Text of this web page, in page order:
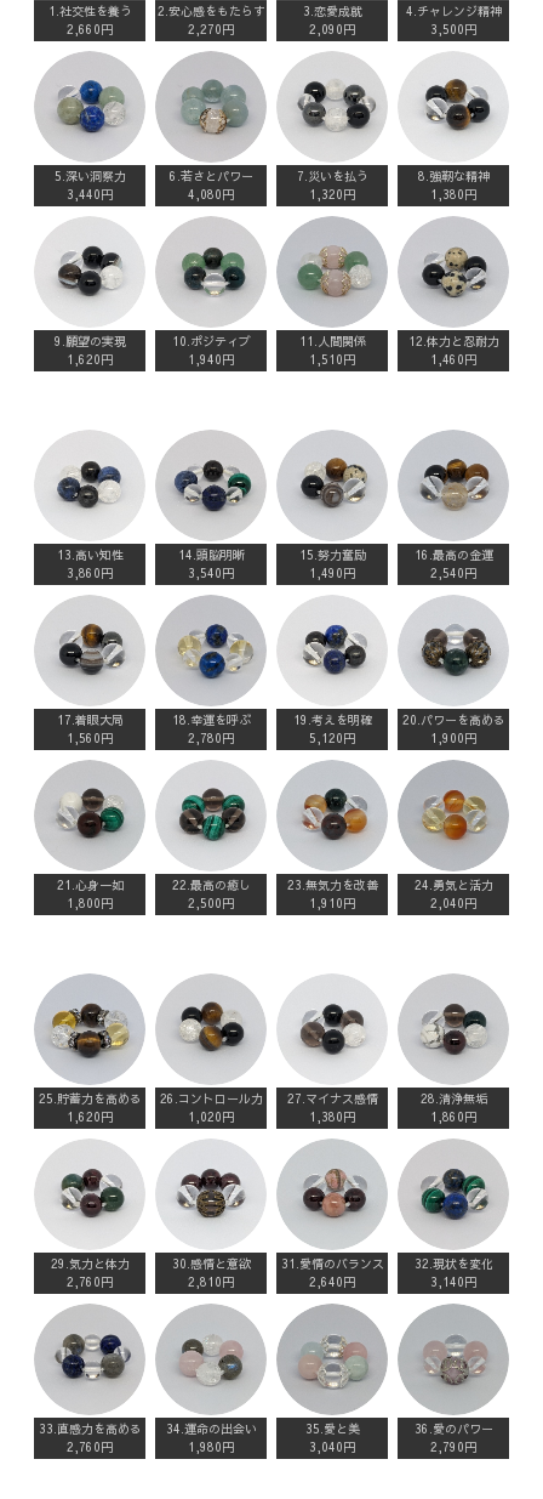
1.社交性を養う
2,660円
2.安心感をもたらす
2,270円
3.恋愛成就
2,090円
4.チャレンジ精神
3,500円
5.深い洞察力
3,440円
6.若さとパワー
4,080円
7.災いを払う
1,320円
8.強靭な精神
1,380円
9.願望の実現
1,620円
10.ポジティブ
1,940円
11.人間関係
1,510円
12.体力と忍耐力
1,460円
13.高い知性
3,860円
14.頭脳明晰
3,540円
15.努力奮励
1,490円
16.最高の金運
2,540円
17.着眼大局
1,560円
18.幸運を呼ぶ
2,780円
19.考えを明確
5,120円
20.パワーを高める
1,900円
21.心身一如
1,800円
22.最高の癒し
2,500円
23.無気力を改善
1,910円
24.勇気と活力
2,040円
25.貯蓄力を高める
1,620円
26.コントロール力
1,020円
27.マイナス感情
1,380円
28.清浄無垢
1,860円
29.気力と体力
2,760円
30.感情と意欲
2,810円
31.愛情のバランス
2,640円
32.現状を変化
3,140円
33.直感力を高める
2,760円
34.運命の出会い
1,980円
35.愛と美
3,040円
36.愛のパワー
2,790円